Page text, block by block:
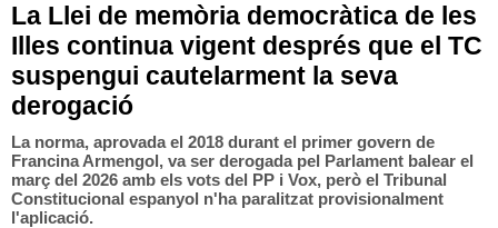
La Llei de memòria democràtica de les
Illes continua vigent després que el TC
suspengui cautelarment la seva
derogació
La norma, aprovada el 2018 durant el primer govern de
Francina Armengol, va ser derogada pel Parlament balear el
març del 2026 amb els vots del PP i Vox, però el Tribunal
Constitucional espanyol n'ha paralitzat provisionalment
l'aplicació.